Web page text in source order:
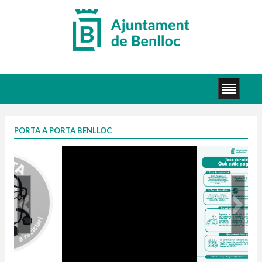
PORTA A PORTA BENLLOC